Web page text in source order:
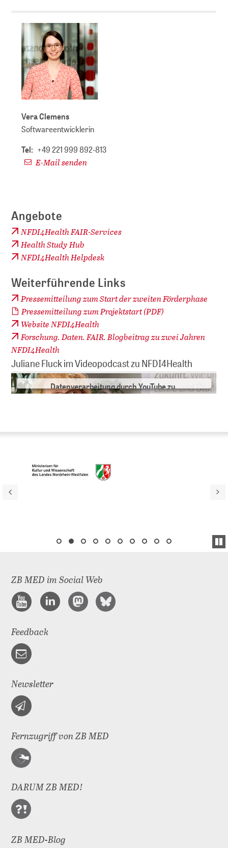
Vera Clemens
Softwareentwicklerin
Tel: +49 221 999 892-813
E-Mail senden
Angebote
NFDI4Health FAIR-Services
Health Study Hub
NFDI4Health Helpdesk
Weiterführende Links
Pressemitteilung zum Start der zweiten Förderphase
Pressemitteilung zum Projektstart (PDF)
Website NFDI4Health
Forschung. Daten. FAIR. Blogbeitrag zu zwei Jahren
NFDI4Health
Juliane Fluck im Videopodcast zu NFDI4Health
Wir benötigen Ihre Zustimmung, um
hier Videos anzuzeigen!
Wir benutzen YouTube als Drittanbietersoftware, um
Ihnen an dieser Stelle Videos präsentieren zu können.
Mit Klick auf "Akzeptieren" stimmen Sie der
Datenverarbeitung durch YouTube zu.
ZB MED im Social Web
Feedback
Newsletter
Fernzugriff von ZB MED
DARUM ZB MED!
ZB MED-Blog